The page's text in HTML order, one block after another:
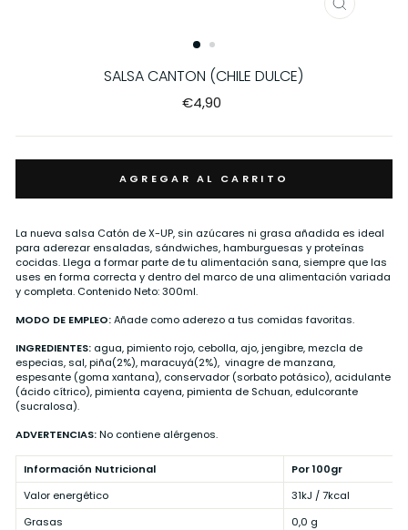
CERRAR
SALSA CANTON (CHILE DULCE)
Precio
€4,90
AGREGAR AL CARRITO
La nueva salsa Catón de X-UP, sin azúcares ni grasa añadida es ideal
para aderezar ensaladas, sándwiches, hamburguesas y proteínas
cocidas. Llega a formar parte de tu alimentación sana, siempre que las
uses en forma correcta y dentro del marco de una alimentación variada
y completa. Contenido Neto: 300ml.
MODO DE EMPLEO:Añade como aderezo a tus comidas favoritas.
INGREDIENTES: agua, pimiento rojo, cebolla, ajo, jengibre, mezcla de
especias, sal, piña(2%), maracuyá(2%), vinagre de manzana,
espesante (goma xantana), conservador (sorbato potásico), acidulante
(ácido cítrico), pimienta cayena, pimienta de Schuan, edulcorante
(sucralosa).
ADVERTENCIAS:No contiene alérgenos.
Información Nutricional
Por 100gr
Valor energético
31kJ / 7kcal
Grasas
0,0 g